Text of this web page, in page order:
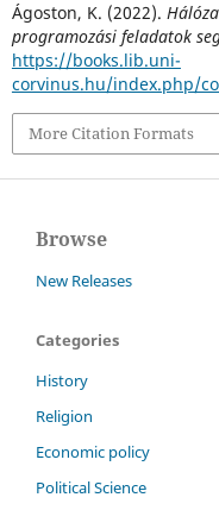
Ágoston, K. (2022).
programozási feladatok
https://books.lib.uni-
corvinus.hu/index.php/
More Citation Formats
Browse
New Releases
Categories
History
Religion
Economic policy
Political Science